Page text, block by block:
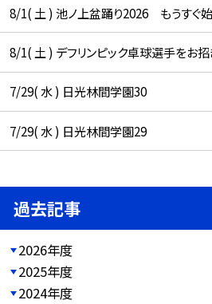
8/1( 土 ) 池ノ上盆踊り2026 もうすぐ
8/1( 土 ) デフリンピック卓球選手をお招き
7/29( 水 ) 日光林間学園30
7/29( 水 ) 日光林間学園29
過去記事
2026年度
2025年度
2024年度